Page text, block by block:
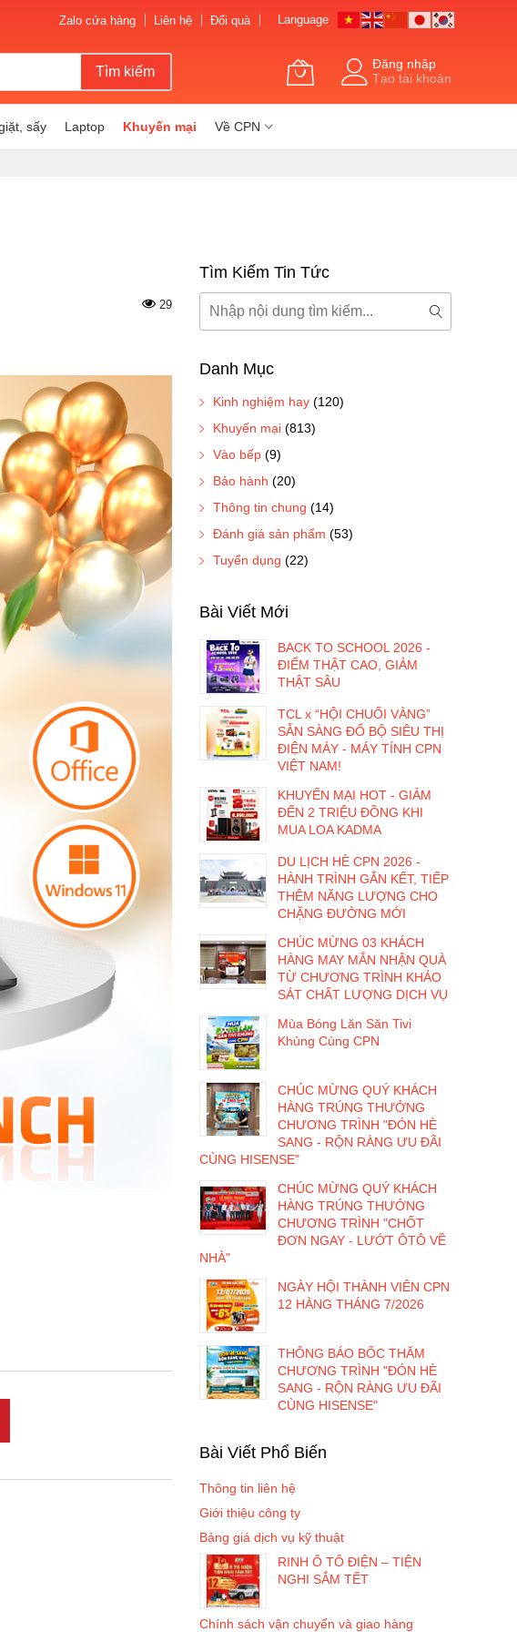
Zalo cửa hàng Liên hệ Đổi quà Language
Tìm kiếm
Đăng nhập
Tạo tài khoản
sấy Laptop Khuyến mại Về CPN
29
Tìm Kiếm Tin Tức
kiếm
Tìm
Danh Mục
Kinh nghiệm hay (120)
Khuyến mại (813)
Vào bếp (9)
Bảo hành (20)
Thông tin chung (14)
Đánh giá sản phẩm (53)
Tuyển dụng (22)
Bài Viết Mới
BACK TO SCHOOL 2026 -
ĐIỂM THẬT CAO, GIẢM
THẬT SÂU
TCL x “HỘI CHUỐI VÀNG”
SẴN SÀNG ĐỔ BỘ SIÊU THỊ
ĐIỆN MÁY - MÁY TÍNH CPN
VIỆT NAM!
KHUYẾN MẠI HOT - GIẢM
ĐẾN 2 TRIỆU ĐỒNG KHI
MUA LOA KADMA
DU LỊCH HÈ CPN 2026 -
HÀNH TRÌNH GẮN KẾT, TIẾP
THÊM NĂNG LƯỢNG CHO
CHẶNG ĐƯỜNG MỚI
CHÚC MỪNG 03 KHÁCH
HÀNG MAY MẮN NHẬN QUÀ
TỪ CHƯƠNG TRÌNH KHẢO
SÁT CHẤT LƯỢNG DỊCH VỤ
Mùa Bóng Lăn Săn Tivi
Khủng Cùng CPN
CHÚC MỪNG QUÝ KHÁCH
HÀNG TRÚNG THƯỞNG
CHƯƠNG TRÌNH "ĐÓN HÈ
SANG - RỘN RÀNG ƯU ĐÃI
CÙNG HISENSE"
CHÚC MỪNG QUÝ KHÁCH
HÀNG TRÚNG THƯỞNG
CHƯƠNG TRÌNH "CHỐT
ĐƠN NGAY - LƯỚT ÔTÔ VỀ
NHÀ"
NGÀY HỘI THÀNH VIÊN CPN
12 HÀNG THÁNG 7/2026
THÔNG BÁO BỐC THĂM
CHƯƠNG TRÌNH "ĐÓN HÈ
SANG - RỘN RÀNG ƯU ĐÃI
CÙNG HISENSE"
Bài Viết Phổ Biến
Thông tin liên hệ
Giới thiệu công ty
Bảng giá dịch vụ kỹ thuật
RINH Ô TÔ ĐIỆN – TIỆN
NGHI SẮM TẾT
Chính sách vận chuyển và giao hàng